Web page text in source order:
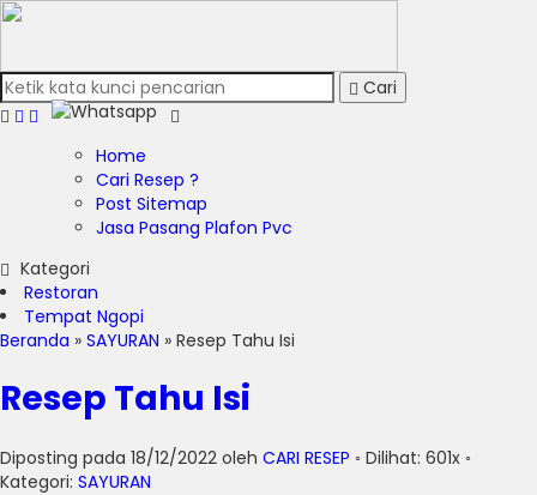
Cari
Home
Cari Resep ?
Post Sitemap
Jasa Pasang Plafon Pvc
Kategori
Restoran
Tempat Ngopi
Beranda » SAYURAN » Resep Tahu Isi
Resep Tahu Isi
Diposting pada 18/12/2022 oleh CARI RESEP ◦ Dilihat: 601x ◦
Kategori: SAYURAN